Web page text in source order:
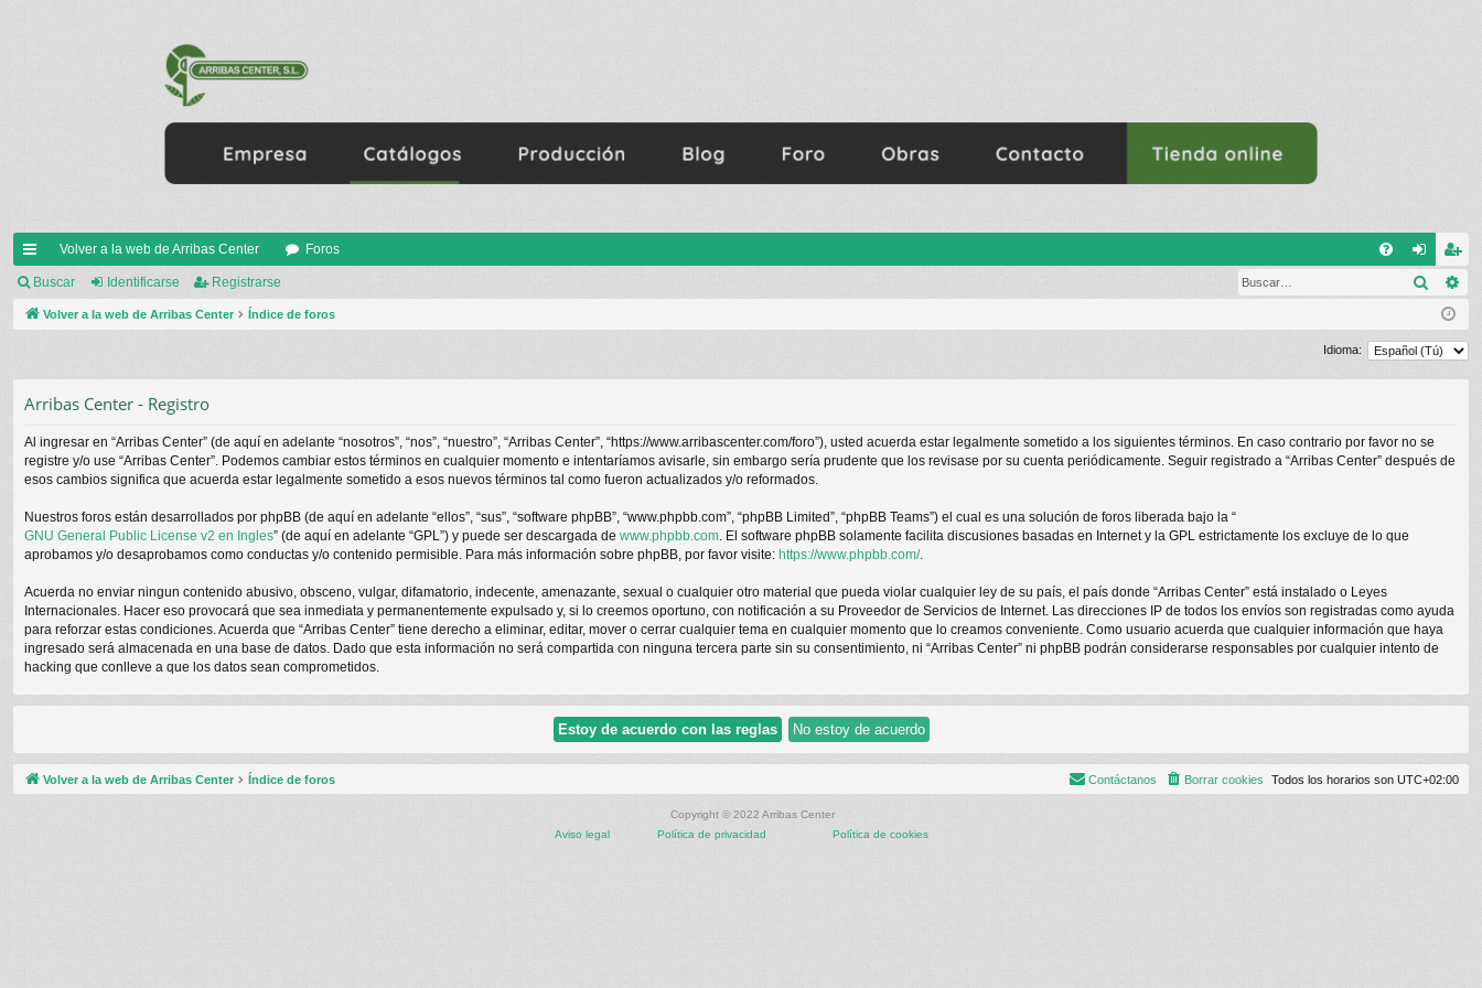
nl
ac
rá
pi
do
s
Volver a la web de Arribas Center Foros
de
fic
ar
eg
ist
ra
rs
Buscar Identificarse Registrarse Buscar
Volver a la web de Arribas Center Índice de foros
Idioma:
Arribas Center - Registro
Al ingresar en “Arribas Center” (de aquí en adelante “nosotros”, “nos”, “nuestro”, “Arribas Center”, “https://www.arribascenter.com/foro”), usted acuerda estar legalmente sometido a los siguientes términos. En caso contrario por favor no se
registre y/o use “Arribas Center”. Podemos cambiar estos términos en cualquier momento e intentaríamos avisarle, sin embargo sería prudente que los revisase por su cuenta periódicamente. Seguir registrado a “Arribas Center” después de
esos cambios significa que acuerda estar legalmente sometido a esos nuevos términos tal como fueron actualizados y/o reformados.
Nuestros foros están desarrollados por phpBB (de aquí en adelante “ellos”, “sus”, “software phpBB”, “www.phpbb.com”, “phpBB Limited”, “phpBB Teams”) el cual es una solución de foros liberada bajo la “
GNU General Public License v2 en Ingles” (de aquí en adelante “GPL”) y puede ser descargada de www.phpbb.com. El software phpBB solamente facilita discusiones basadas en Internet y la GPL estrictamente los excluye de lo que
aprobamos y/o desaprobamos como conductas y/o contenido permisible. Para más información sobre phpBB, por favor visite: https://www.phpbb.com/.
Acuerda no enviar ningun contenido abusivo, obsceno, vulgar, difamatorio, indecente, amenazante, sexual o cualquier otro material que pueda violar cualquier ley de su país, el país donde “Arribas Center” está instalado o Leyes
Internacionales. Hacer eso provocará que sea inmediata y permanentemente expulsado y, si lo creemos oportuno, con notificación a su Proveedor de Servicios de Internet. Las direcciones IP de todos los envíos son registradas como ayuda
para reforzar estas condiciones. Acuerda que “Arribas Center” tiene derecho a eliminar, editar, mover o cerrar cualquier tema en cualquier momento que lo creamos conveniente. Como usuario acuerda que cualquier información que haya
ingresado será almacenada en una base de datos. Dado que esta información no será compartida con ninguna tercera parte sin su consentimiento, ni “Arribas Center” ni phpBB podrán considerarse responsables por cualquier intento de
hacking que conlleve a que los datos sean comprometidos.
Volver a la web de Arribas Center Índice de foros Todos los horarios son UTC+02:00
Borrar cookies
Contáctanos
Copyright © 2022 Arribas Center
Aviso legal
Política de privacidad Política de cookies